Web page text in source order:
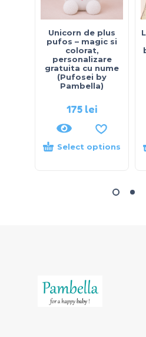
Unicorn de plus
pufos – magic si
colorat,
personalizare
gratuita cu nume
(Pufosei by
Pambella)
175 lei
Select options